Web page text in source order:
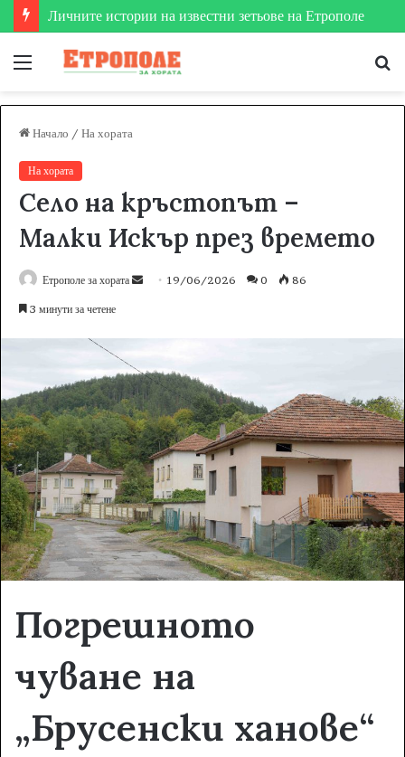
Етрополе затвърди мястото си на футболната карта
Меню
Начало / На хората
На хората
Село на кръстопът –
Малки Искър през времето
Етрополе за хората
n
e
m
a
i
l
19/06/2026 0 86
3 минути за четене
Погрешното
чуване на
„Брусенски ханове“